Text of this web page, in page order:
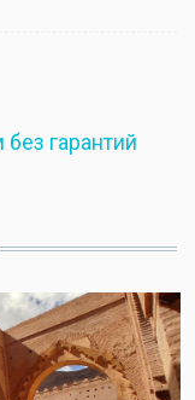
гарантий